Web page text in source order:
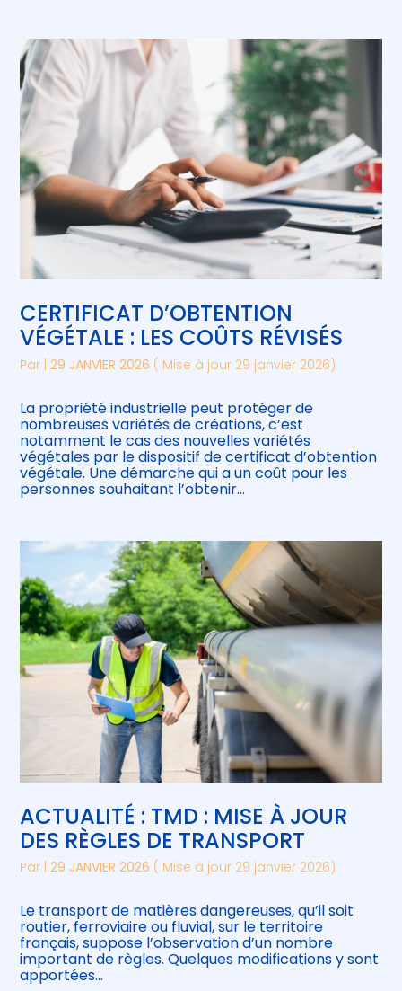
CERTIFICAT D’OBTENTION
VÉGÉTALE : LES COÛTS RÉVISÉS
Par |29 JANVIER 2026 ( Mise à jour 29 janvier 2026)
La propriété industrielle peut protéger de
nombreuses variétés de créations, c’est
notamment le cas des nouvelles variétés
végétales par le dispositif de certificat d’obtention
végétale. Une démarche qui a un coût pour les
personnes souhaitant l’obtenir…
ACTUALITÉ : TMD : MISE À JOUR
DES RÈGLES DE TRANSPORT
Par |29 JANVIER 2026 ( Mise à jour 29 janvier 2026)
Le transport de matières dangereuses, qu’il soit
routier, ferroviaire ou fluvial, sur le territoire
français, suppose l’observation d’un nombre
important de règles. Quelques modifications y sont
apportées…